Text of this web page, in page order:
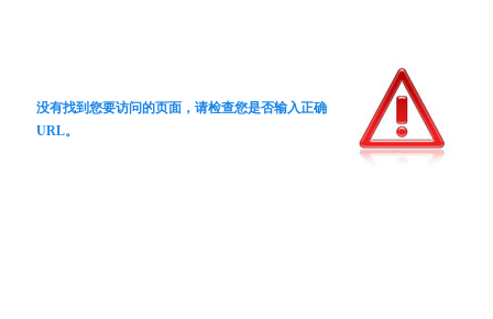
没有找到您要访问的页面，请检查您是否输入正确
URL。